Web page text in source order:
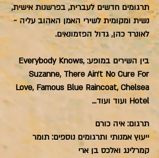
תרגומים חדשים לעברית, בפרשנות אישית,
נשית ומקומית לשירי האמן האהוב עליה -
לאונרד כהן,גדול הפזמונאים.
בין השירים במופע: Everybody Knows,
Suzanne, There Ain't No Cure For
Love, Famous Blue Raincoat, Chelsea
Hotel ועוד ועוד…
תרגום: איה כורם
ייעוץ אמנותי ותרגומים נוספים: תומר
קמרלינג ואלכס בן ארי